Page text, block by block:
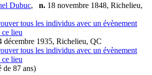
Dubuc, n. 18 novembre 1848, Richelieu,
décembre 1935, Richelieu, QC
de 87 ans)